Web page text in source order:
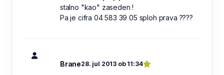
stalno "kao" zaseden !
Pa je cifra 04 583 39 05 sploh prava ????
Brane28. jul 2013 ob 11:34